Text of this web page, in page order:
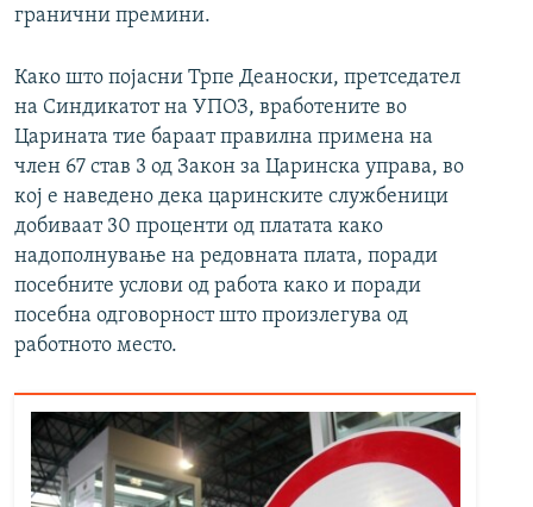
гранични премини.
Како што појасни Трпе Деаноски, претседател
на Синдикатот на УПОЗ, вработените во
Царината тие бараат правилна примена на
член 67 став 3 од Закон за Царинска управа, во
кој е наведено дека царинските службеници
добиваат 30 проценти од платата како
надополнување на редовната плата, поради
посебните услови од работа како и поради
посебна одговорност што произлегува од
работното место.